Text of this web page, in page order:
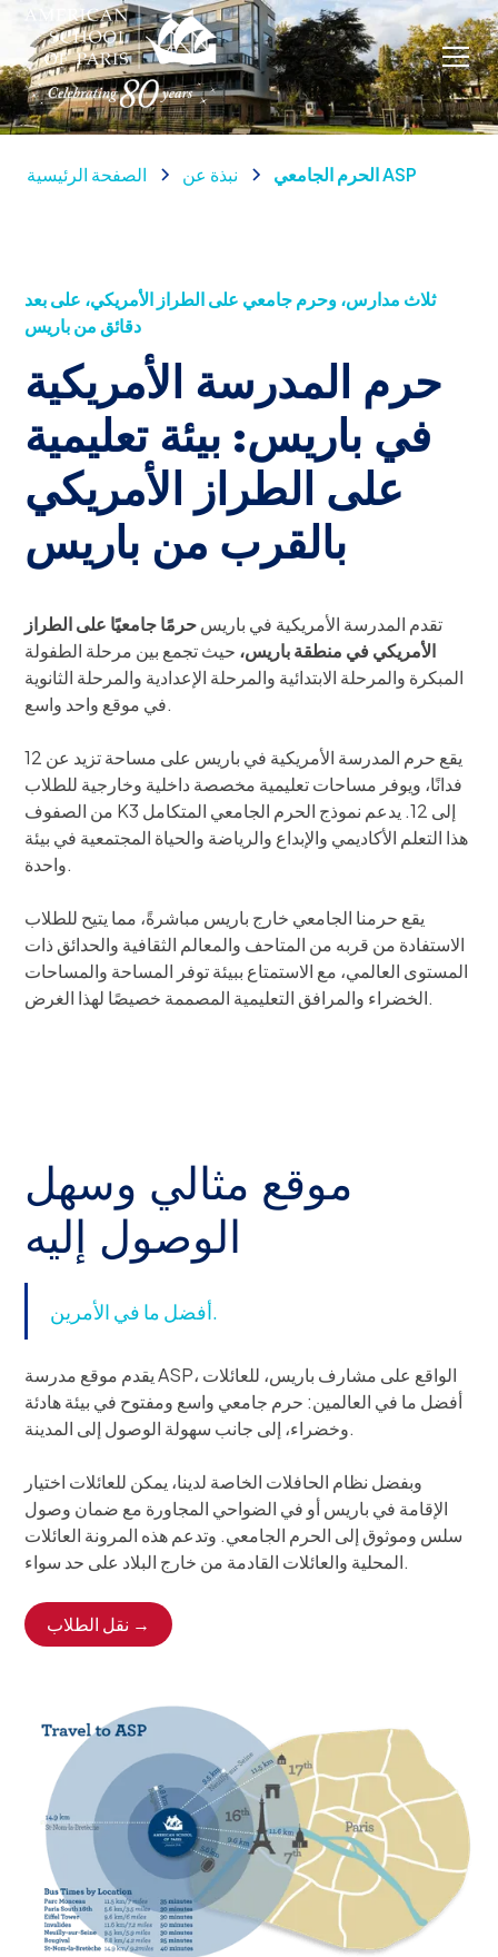
الصفحة الرئيسية نبذة عن الحرم الجامعي ASP
ثلاث مدارس، وحرم جامعي على الطراز الأمريكي، على بعد
دقائق من باريس
حرم المدرسة الأمريكية
في باريس: بيئة تعليمية
على الطراز الأمريكي
بالقرب من باريس
تقدم المدرسة الأمريكية في باريسحرمًا جامعيًا على الطراز
الأمريكي في منطقة باريس، حيث تجمع بين مرحلة الطفولة
المبكرة والمرحلة الابتدائية والمرحلة الإعدادية والمرحلة الثانوية
في موقع واحد واسع.
يقع حرم المدرسة الأمريكية في باريس على مساحة تزيد عن 12
فدانًا، ويوفر مساحات تعليمية مخصصة داخلية وخارجية للطلاب
من الصفوف K3 إلى 12. يدعم نموذج الحرم الجامعي المتكامل
هذا التعلم الأكاديمي والإبداع والرياضة والحياة المجتمعية في بيئة
واحدة.
يقع حرمنا الجامعي خارج باريس مباشرةً، مما يتيح للطلاب
الاستفادة من قربه من المتاحف والمعالم الثقافية والحدائق ذات
المستوى العالمي، مع الاستمتاع ببيئة توفر المساحة والمساحات
الخضراء والمرافق التعليمية المصممة خصيصًا لهذا الغرض.
موقع مثالي وسهل
الوصول إليه
أفضل ما في الأمرين.
يقدم موقع مدرسة ASP، الواقع على مشارف باريس، للعائلات
أفضل ما في العالمين: حرم جامعي واسع ومفتوح في بيئة هادئة
وخضراء، إلى جانب سهولة الوصول إلى المدينة.
وبفضل نظام الحافلات الخاصة لدينا، يمكن للعائلات اختيار
الإقامة في باريس أو في الضواحي المجاورة مع ضمان وصول
سلس وموثوق إلى الحرم الجامعي. وتدعم هذه المرونة العائلات
المحلية والعائلات القادمة من خارج البلاد على حد سواء.
نقل الطلاب →